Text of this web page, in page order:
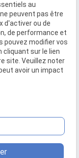
phone
au
peuvent pas être
d'activer ou de
de performance et
pouvez modifier vos
sur le lien
site. Veuillez noter
avoir un impact